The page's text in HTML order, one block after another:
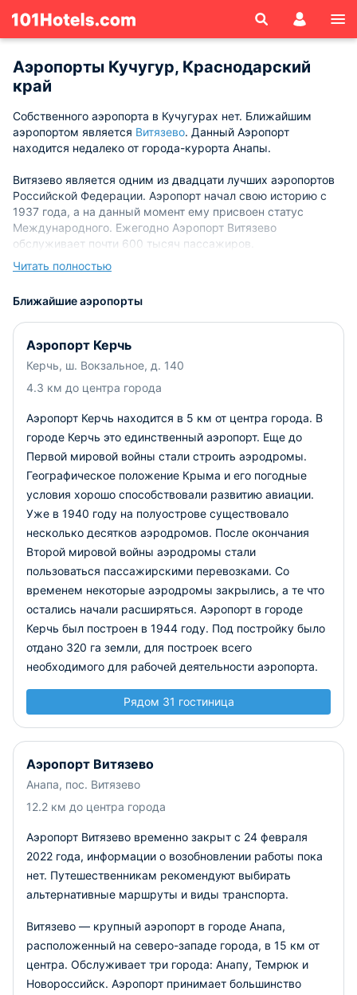
Аэропорты Кучугур, Краснодарский
край
Собственного аэропорта в Кучугурах нет. Ближайшим
аэропортом является Витязево. Данный Аэропорт
находится недалеко от города-курорта Анапы.
Витязево является одним из двадцати лучших аэропортов
Российской Федерации. Аэропорт начал свою историю с
1937 года, а на данный момент ему присвоен статус
Международного. Ежегодно Аэропорт Витязево
обслуживает почти 600 тысяч пассажиров.
Здание аэровокзального комплекса очень
кафе и ресторан, а также комнаты матери и ребенка.
Читать полностью
Ближайшие аэропорты
Аэропорт Керчь
Керчь, ш. Вокзальное, д. 140
4.3 км до центра города
Аэропорт Керчь находится в 5 км от центра города. В
городе Керчь это единственный аэропорт. Еще до
Первой мировой войны стали строить аэродромы.
Географическое положение Крыма и его погодные
условия хорошо способствовали развитию авиации.
Уже в 1940 году на полуострове существовало
несколько десятков аэродромов. После окончания
Второй мировой войны аэродромы стали
пользоваться пассажирскими перевозками. Со
временем некоторые аэродромы закрылись, а те что
остались начали расширяться. Аэропорт в городе
Керчь был построен в 1944 году. Под постройку было
отдано 320 га земли, для построек всего
необходимого для рабочей деятельности аэропорта.
Рядом 31 гостиница
Аэропорт Витязево
Анапа, пос. Витязево
12.2 км до центра города
Аэропорт Витязево временно закрыт с 24 февраля
2022 года, информации о возобновлении работы пока
нет. Путешественникам рекомендуют выбирать
альтернативные маршруты и виды транспорта.
Витязево — крупный аэропорт в городе Анапа,
расположенный на северо-западе города, в 15 км от
центра. Обслуживает три города: Анапу, Темрюк и
Новороссийск. Аэропорт принимает большинство